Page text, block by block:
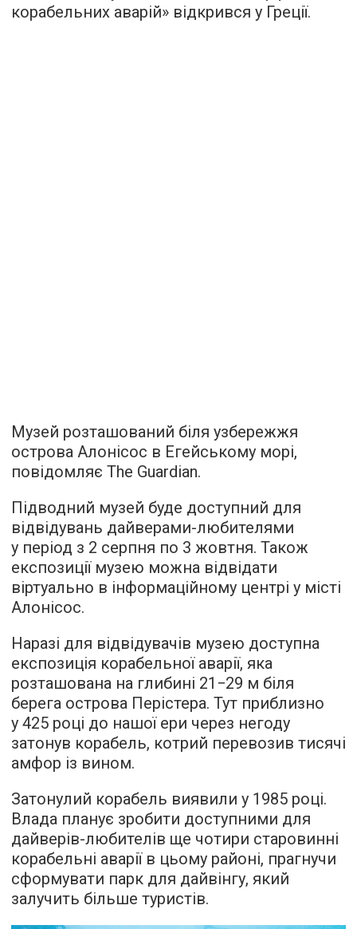
корабельних аварій» відкрився у Греції.
Музей розташований біля узбережжя
острова Алонісос в Егейському морі,
повідомляє The Guardian.
Підводний музей буде доступний для
відвідувань дайверами-любителями
у період з 2 серпня по 3 жовтня. Також
експозиції музею можна відвідати
віртуально в інформаційному центрі у місті
Алонісос.
Наразі для відвідувачів музею доступна
експозиція корабельної аварії, яка
розташована на глибині 21−29 м біля
берега острова Перістера. Тут приблизно
у 425 році до нашої ери через негоду
затонув корабель, котрий перевозив тисячі
амфор із вином.
Затонулий корабель виявили у 1985 році.
Влада планує зробити доступними для
дайверів-любителів ще чотири старовинні
корабельні аварії в цьому районі, прагнучи
сформувати парк для дайвінгу, який
залучить більше туристів.